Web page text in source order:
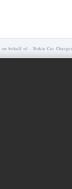
on behalf of - Nokia Car